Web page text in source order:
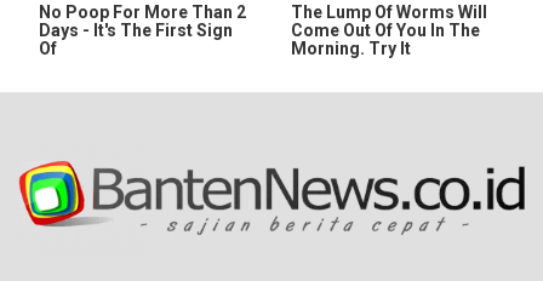
No Poop For More Than 2
Days - It's The First Sign
Of
The Lump Of Worms Will
Come Out Of You In The
Morning. Try It